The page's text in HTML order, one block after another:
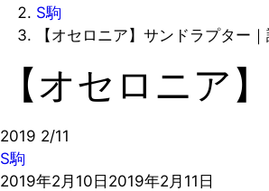
S駒
【オセロニア】サンドラプター
【オセロニア
2019 2/11
S駒
2019年2月10日 2019年2月11日